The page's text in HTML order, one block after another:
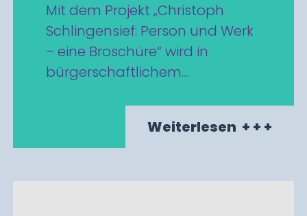
Mit dem Projekt „Christoph
Schlingensief: Person und Werk
– eine Broschüre“ wird in
bürgerschaftlichem…
Weiterlesen + + +